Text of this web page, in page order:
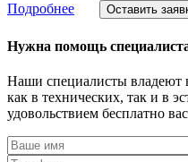
Подробнее Оставить
Нужна помощь
Наши специалисты владеют
как в технических, так и в
удовольствием бесплатно